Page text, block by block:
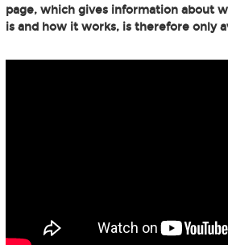
page, which gives information about
is and how it works, is therefore only